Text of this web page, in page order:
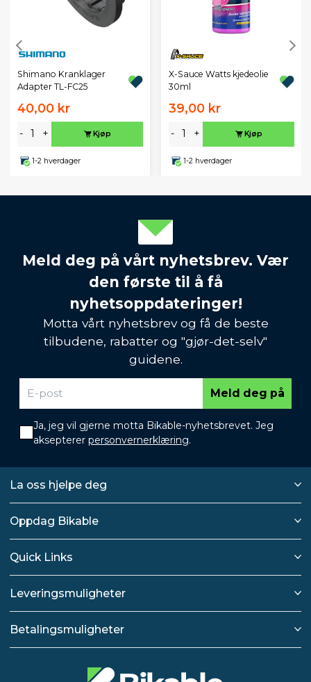
Shimano Kranklager
Adapter TL-FC25
40,00 kr
- + Kjøp
1-2 hverdager
X-Sauce Watts kjedeolie
30ml
39,00 kr
- + Kjøp
1-2 hverdager
Meld deg på vårt nyhetsbrev. Vær
den første til å få
nyhetsoppdateringer!
Motta vårt nyhetsbrev og få de beste
tilbudene, rabatter og "gjør-det-selv"
guidene.
Meld deg på
Ja, jeg vil gjerne motta Bikable-nyhetsbrevet. Jeg
aksepterer personvernerklæring.
La oss hjelpe deg
Oppdag Bikable
Quick Links
Leveringsmuligheter
Betalingsmuligheter